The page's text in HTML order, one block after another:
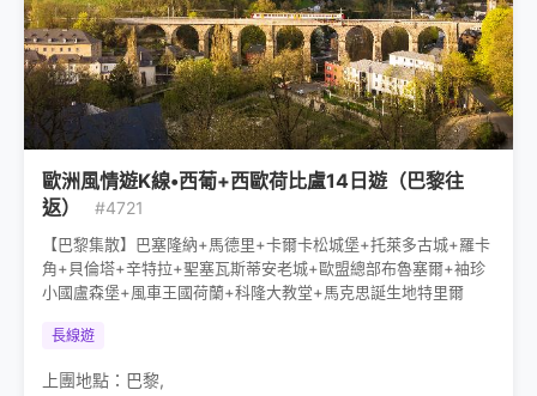
歐洲風情遊K線•西葡+西歐荷比盧14日遊（巴黎往
返）
#4721
【巴黎集散】巴塞隆納+馬德里+卡爾卡松城堡+托萊多古城+羅卡
角+貝倫塔+辛特拉+聖塞瓦斯蒂安老城+歐盟總部布魯塞爾+袖珍
小國盧森堡+風車王國荷蘭+科隆大教堂+馬克思誕生地特里爾
長線遊
上團地點： 巴黎,